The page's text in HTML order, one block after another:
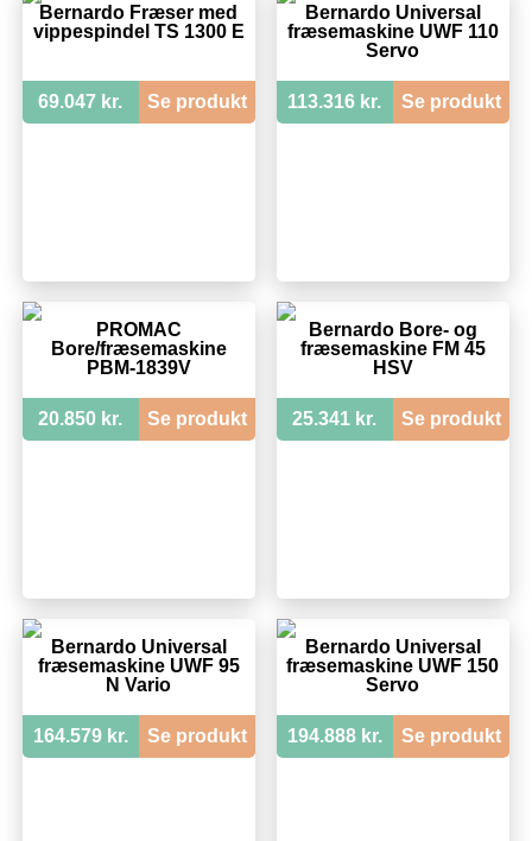
Bernardo Fræser med
vippespindel TS 1300 E
69.047 kr. Se produkt
Bernardo Universal
fræsemaskine UWF 110
Servo
113.316 kr. Se produkt
PROMAC
Bore/fræsemaskine
PBM-1839V
20.850 kr. Se produkt
Bernardo Bore- og
fræsemaskine FM 45
HSV
25.341 kr. Se produkt
Bernardo Universal
fræsemaskine UWF 95
N Vario
164.579 kr. Se produkt
Bernardo Universal
fræsemaskine UWF 150
Servo
194.888 kr. Se produkt